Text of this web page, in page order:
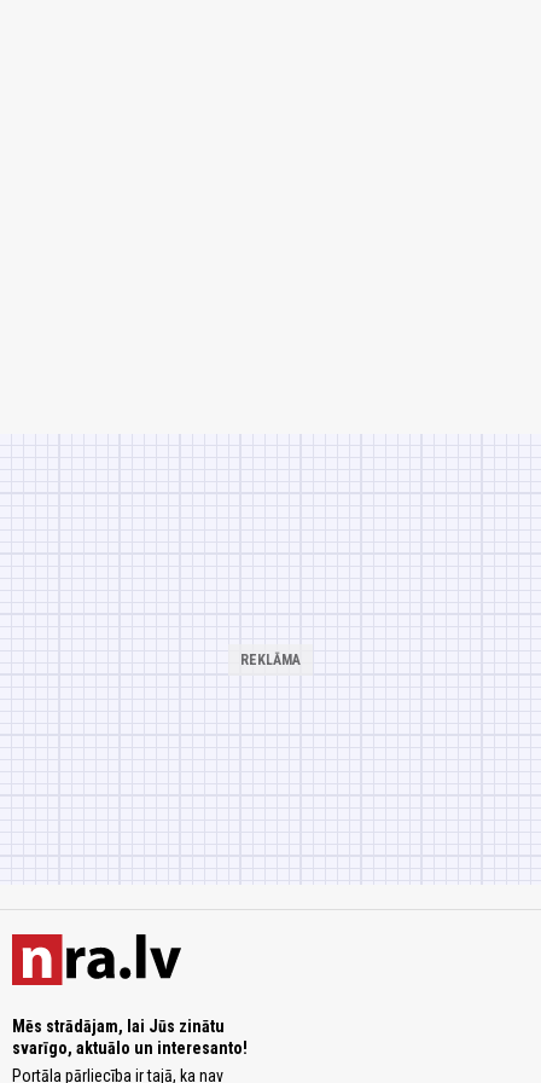
Mēs strādājam, lai Jūs zinātu
svarīgo, aktuālo un interesanto!
Portāla pārliecība ir tajā, ka nav